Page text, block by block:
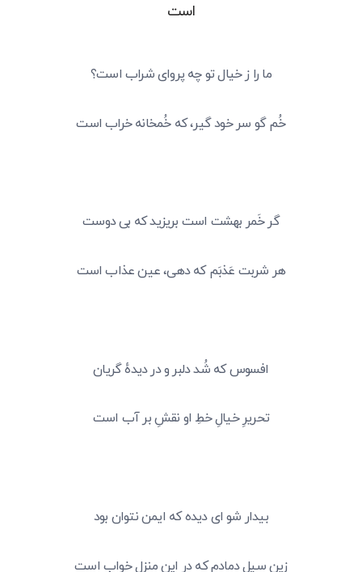
است
ما را ز خیال تو چه پروای شراب است؟
خُم گو سر خود گیر، که خُمخانه خراب است
گر خَمر بهشت است بریزید که بی دوست
هر شربت عَذبَم که دهی، عین عذاب است
افسوس که شُد دلبر و در دیدهٔ گریان
تحریرِ خیالِ خطِ او نقشِ بر آب است
بیدار شو ای دیده که ایمن نتوان بود
زین سیل دمادم که در این منزل خواب است